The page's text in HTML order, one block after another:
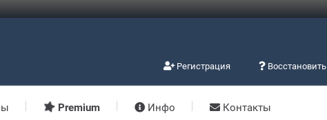
Регистрация Восстановить
Premium Инфо Контакты